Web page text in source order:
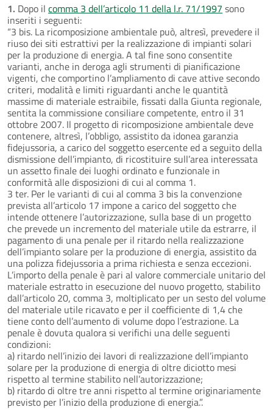
1. Dopo il comma 3 dell’articolo 11 della l.r. 71/1997 sono
inseriti i seguenti:
“3 bis. La ricomposizione ambientale può, altresì, prevedere il
riuso dei siti estrattivi per la realizzazione di impianti solari
per la produzione di energia. A tal fine sono consentite
varianti, anche in deroga agli strumenti di pianificazione
vigenti, che comportino l’ampliamento di cave attive secondo
criteri, modalità e limiti riguardanti anche le quantità
massime di materiale estraibile, fissati dalla Giunta regionale,
sentita la commissione consiliare competente, entro il 31
ottobre 2007. Il progetto di ricomposizione ambientale deve
contenere, altresì, l’obbligo, assistito da idonea garanzia
fidejussoria, a carico del soggetto esercente ed a seguito della
dismissione dell’impianto, di ricostituire sull’area interessata
un assetto finale dei luoghi ordinato e funzionale in
conformità alle disposizioni di cui al comma 1.
3 ter. Per le varianti di cui al comma 3 bis la convenzione
prevista all’articolo 17 impone a carico del soggetto che
intende ottenere l’autorizzazione, sulla base di un progetto
che prevede un incremento del materiale utile da estrarre, il
pagamento di una penale per il ritardo nella realizzazione
dell’impianto solare per la produzione di energia, assistito da
una polizza fidejussoria a prima richiesta e senza eccezioni.
L’importo della penale è pari al valore commerciale unitario del
materiale estratto in esecuzione del nuovo progetto, stabilito
dall’articolo 20, comma 3, moltiplicato per un sesto del volume
del materiale utile ricavato e per il coefficiente di 1,4 che
tiene conto dell’aumento di volume dopo l’estrazione. La
penale è dovuta qualora si verifichi una delle seguenti
condizioni:
a) ritardo nell’inizio dei lavori di realizzazione dell’impianto
solare per la produzione di energia di oltre diciotto mesi
rispetto al termine stabilito nell’autorizzazione;
b) ritardo di oltre tre anni rispetto al termine originariamente
previsto per l’inizio della produzione di energia.”.